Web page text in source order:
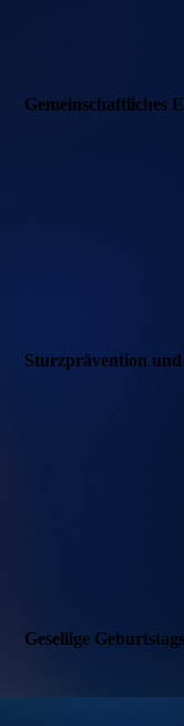
Gemeinschaftliches
Sturzprävention
Gesellige